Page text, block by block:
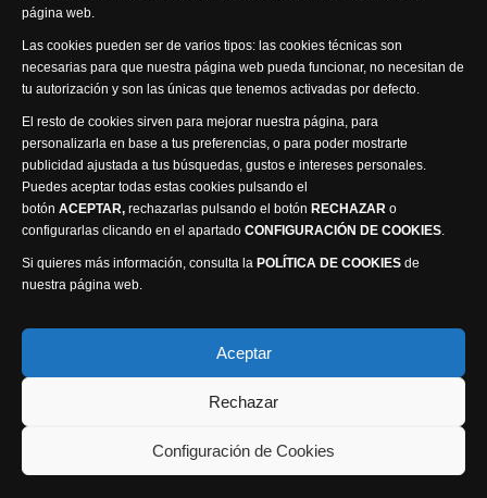
página web.
Las cookies pueden ser de varios tipos: las cookies técnicas son
necesarias para que nuestra página web pueda funcionar, no necesitan de
tu autorización y son las únicas que tenemos activadas por defecto.
El resto de cookies sirven para mejorar nuestra página, para
personalizarla en base a tus preferencias, o para poder mostrarte
publicidad ajustada a tus búsquedas, gustos e intereses personales.
Puedes aceptar todas estas cookies pulsando el
botón ACEPTAR, rechazarlas pulsando el botón RECHAZAR o
configurarlas clicando en el apartado CONFIGURACIÓN DE COOKIES.
Si quieres más información, consulta la POLÍTICA DE COOKIES de
nuestra página web.
Aceptar
Rechazar
Configuración de Cookies
Política de privacidad
Política de cookies
Accesibilidad
Compromiso con la protección de datos personales
Visión Seis Televisión © 2014 Parque Empresarial
Ajusa, Calle 1 nº1, Ctra. Ayora - km 2.2, 02006
Albacete, España - Tel.967 240 648